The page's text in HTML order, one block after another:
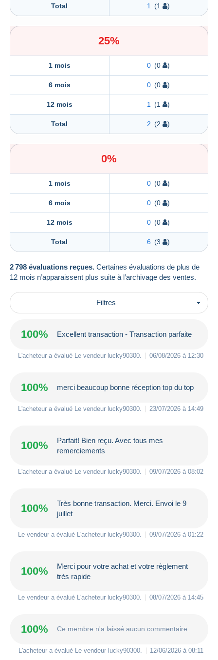
Total 1 (1 )
25%
1 mois 0 (0 )
6 mois 0 (0 )
12 mois 1 (1 )
Total 2 (2 )
0%
1 mois 0 (0 )
6 mois 0 (0 )
12 mois 0 (0 )
Total 6 (3 )
2 798 évaluations reçues. Certaines évaluations de plus de
12 mois n’apparaissent plus suite à l’archivage des ventes.
Filtres
100% Excellent transaction - Transaction parfaite
L'acheteur a évalué Le vendeur lucky90300 06/08/2026 à 12:30
100% merci beaucoup bonne réception top du top
L'acheteur a évalué Le vendeur lucky90300 23/07/2026 à 14:49
100%
Parfait! Bien reçu. Avec tous mes
remerciements
L'acheteur a évalué Le vendeur lucky90300 09/07/2026 à 08:02
100%
Très bonne transaction. Merci. Envoi le 9
juillet
Le vendeur a évalué L'acheteur lucky90300 09/07/2026 à 01:22
100%
Merci pour votre achat et votre règlement
très rapide
Le vendeur a évalué L'acheteur lucky90300 08/07/2026 à 14:45
100% Ce membre n'a laissé aucun commentaire.
L'acheteur a évalué Le vendeur lucky90300 12/06/2026 à 08:11